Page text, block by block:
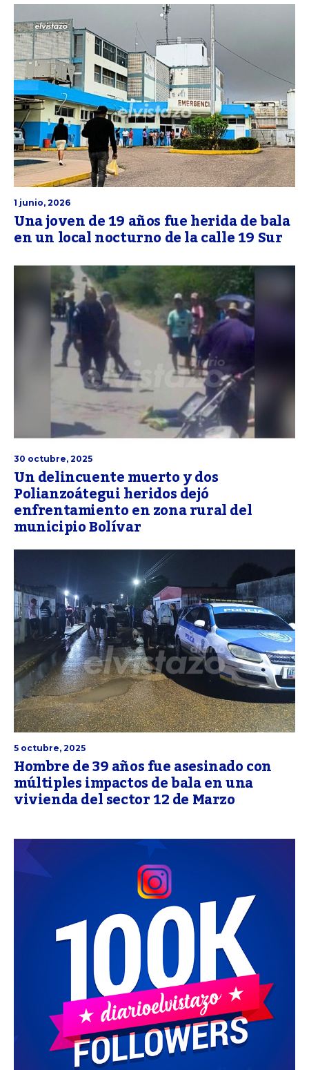
1 junio, 2026
Una joven de 19 años fue herida de bala
en un local nocturno de la calle 19 Sur
30 octubre, 2025
Un delincuente muerto y dos
Polianzoátegui heridos dejó
enfrentamiento en zona rural del
municipio Bolívar
5 octubre, 2025
Hombre de 39 años fue asesinado con
múltiples impactos de bala en una
vivienda del sector 12 de Marzo